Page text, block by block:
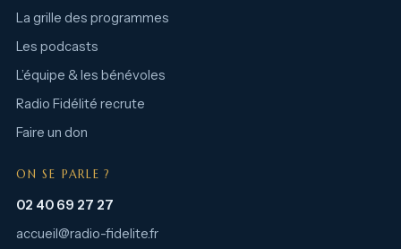
La grille des programmes
Les podcasts
L’équipe & les bénévoles
Radio Fidélité recrute
Faire un don
ON SE PARLE ?
02 40 69 27 27
accueil@radio-fidelite.fr